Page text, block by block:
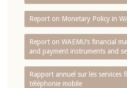
Report on Monetary Policy in
Report on WAEMU’s financial
and payment instruments and
Rapport annuel sur les services
téléphonie mobile